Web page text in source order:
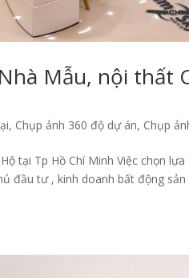
Mẫu, nội thất
, Chụp ảnh 360 độ dự án, Chụp
tại Tp Hồ Chí Minh Việc chọn
đầu tư , kinh doanh bất động